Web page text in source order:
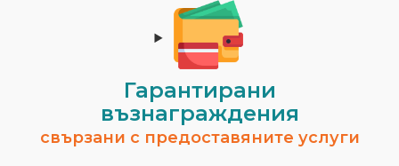
Гарантирани
възнаграждения
свързани с предоставяните услуги